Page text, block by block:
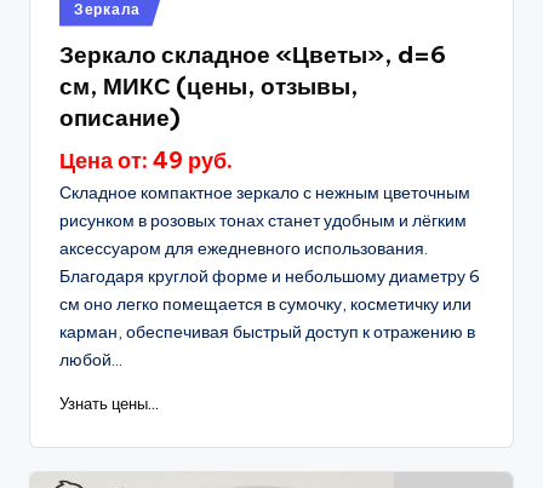
Опубликовано
в
Зеркала
Зеркало складное «Цветы», d=6
см, МИКС (цены, отзывы,
описание)
Цена от: 49 руб.
Складное компактное зеркало с нежным цветочным
рисунком в розовых тонах станет удобным и лёгким
аксессуаром для ежедневного использования.
Благодаря круглой форме и небольшому диаметру 6
см оно легко помещается в сумочку, косметичку или
карман, обеспечивая быстрый доступ к отражению в
любой...
Узнать цены...